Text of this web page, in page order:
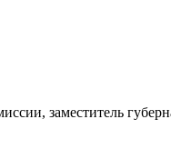
заместитель